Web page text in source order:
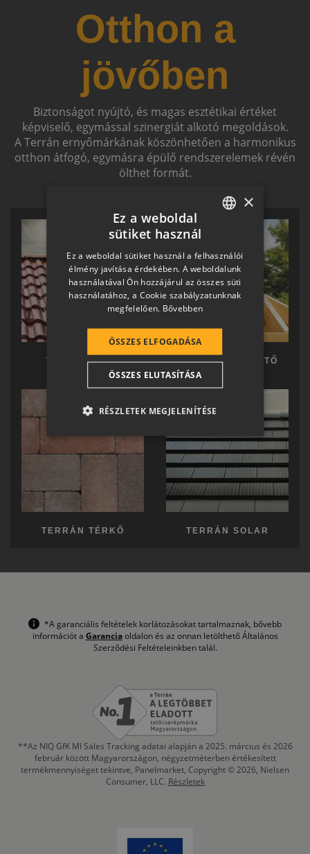
Otthon a
jövőben
Biztonságot nyújtó, és magas esztétikai értéket
képviselő, egymással szinergiát alkotó megoldások.
A Terrán ernyőmárkának köszönhetően a harmonikus
otthon átfogó, egymásra épülő rendszerelemek révén
ölthet formát.
TERRÁN TETŐ TERRÁN KÉSZTETŐ
TERRÁN TÉRKŐ TERRÁN SOLAR
*A garanciális feltételek korlátozásokat tartalmaznak, bővebb
információt a Garanciaoldalon és az onnan letölthető Általános
Szerződési Feltételeinkben talál.
**Az NIQ GfK MI Sales Tracking adatai alapján a 2025. március és 2026
február között Magyarországon, négyzetméterben értékesített
termékmennyiséget tekintve, Panelmarket, Copyright © 2026, Nielsen
Consumer, LLC. Részletek
HUNGARIAN
SLOVAK
GERMAN
ROMANIAN
CROATIAN
SR
RO-HU
ITALIAN
×
Ez a weboldal
sütiket használ
Ez a weboldal sütiket használ a felhasználói
élmény javítása érdekében. A weboldalunk
használatával Ön hozzájárul az összes süti
használatához, a Cookie szabályzatunknak
megfelelően. Bővebben
ÖSSZES ELFOGADÁSA
ÖSSZES ELUTASÍTÁSA
RÉSZLETEK MEGJELENÍTÉSE